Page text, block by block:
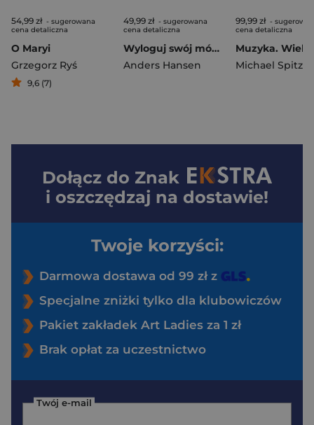
54,99 zł - sugerowana
cena detaliczna
O Maryi
Grzegorz Ryś
9,6 (7)
49,99 zł - sugerowana
cena detaliczna
Wyloguj swój mózg. Jak zadbać o swój mózg w dobie nowych technologii (2026)
Anders Hansen
99,99 zł -
cena detaliczna
Michael Spitzer
Dołącz do Znak
i oszczędzaj na dostawie!
Twoje korzyści:
Darmowa dostawa od 99 zł z
Specjalne zniżki tylko dla klubowiczów
Pakiet zakładek Art Ladies za 1 zł
Brak opłat za uczestnictwo
Twój e-mail